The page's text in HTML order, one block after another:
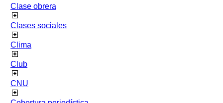
Clase obrera
Clases sociales
Clima
Club
CNU